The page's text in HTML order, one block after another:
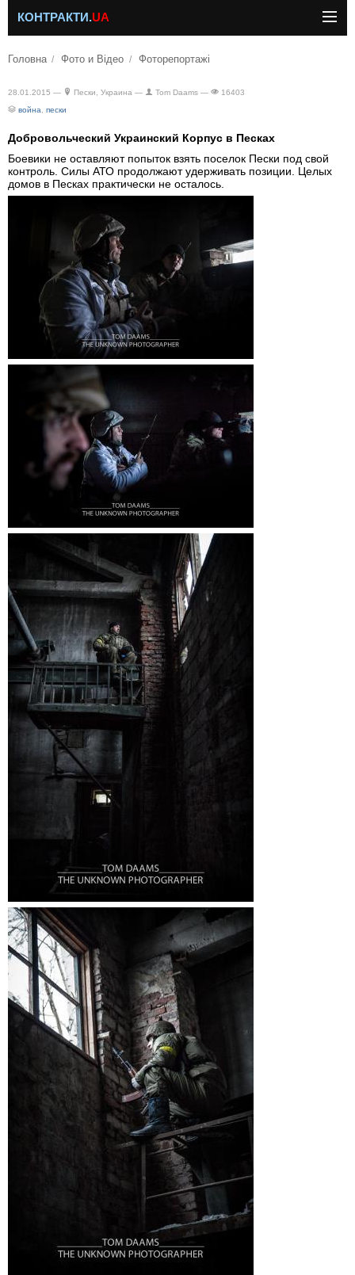
КОНТРАКТИ.UA
Головна Фото и Відео Фоторепортажі
28.01.2015 — Пески, Украина — Tom Daams —
16403
война
пески
Добровольческий Украинский Корпус в Песках
Боевики не оставляют попыток взять поселок Пески под свой
контроль. Силы АТО продолжают удерживать позиции. Целых
домов в Песках практически не осталось.